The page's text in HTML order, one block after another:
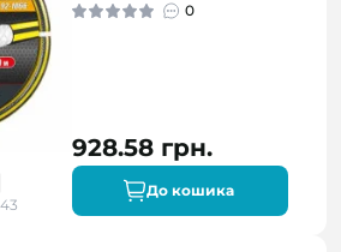
0
928.58 грн.
До кошика